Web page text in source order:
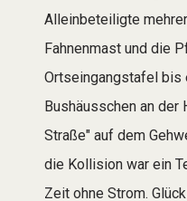
Alleinbeteiligte
Fahnenmast und die
Ortseingangstafel bis
Bushäusschen an
Straße" auf dem
die Kollision war ein
Zeit ohne Strom.